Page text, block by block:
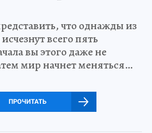
что однажды из
всего пять
вы этого даже не
мир начнет меняться…
ПРОЧИТАТЬ